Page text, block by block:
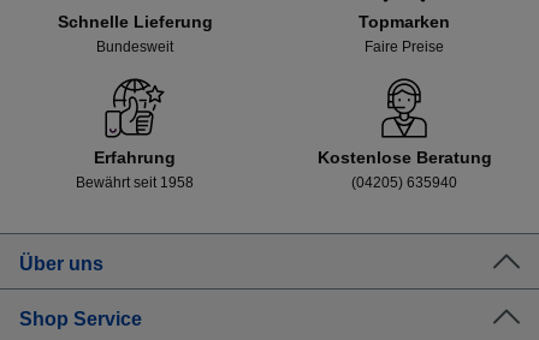
Schnelle Lieferung
Bundesweit
Topmarken
Faire Preise
Erfahrung
Bewährt seit 1958
Kostenlose Beratung
(04205) 635940
Über uns
Shop Service